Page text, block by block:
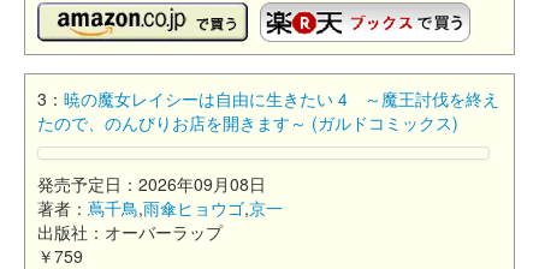
3： 暁の魔女レイシーは自由に生きたい 4 ～魔王討伐を終え
たので、のんびりお店を開きます～ (ガルドコミックス)
発売予定日：2026年09月08日
著者： 蔦千鳥,雨傘ヒョウゴ,京一
出版社：オーバーラップ
￥759